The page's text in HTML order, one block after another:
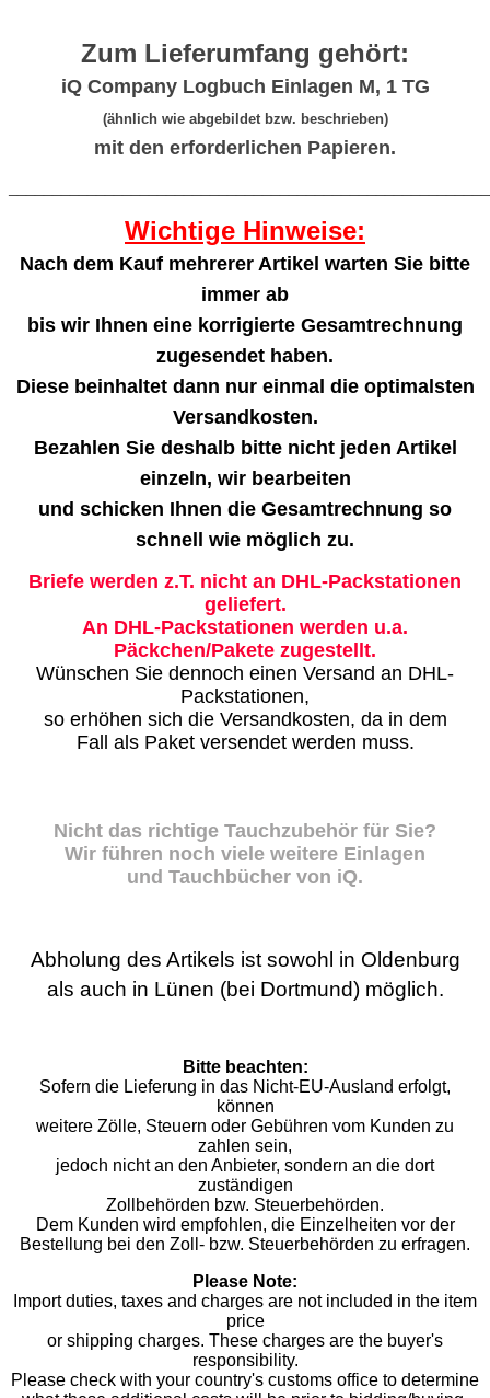
Zum Lieferumfang gehört:
iQ Company Logbuch Einlagen M, 1 TG
(ähnlich wie abgebildet bzw. beschrieben)
mit den erforderlichen Papieren.
Wichtige Hinweise:
Nach dem Kauf mehrerer Artikel warten Sie bitte
immer ab
bis wir Ihnen eine korrigierte Gesamtrechnung
zugesendet haben.
Diese beinhaltet dann nur einmal die optimalsten
Versandkosten.
Bezahlen Sie deshalb bitte nicht jeden Artikel
einzeln, wir bearbeiten
und schicken Ihnen die Gesamtrechnung so
schnell wie möglich zu.
Briefe werden z.T. nicht an DHL-Packstationen
geliefert.
An DHL-Packstationen werden u.a.
Päckchen/Pakete zugestellt.
Wünschen Sie dennoch einen Versand an DHL-
Packstationen,
so erhöhen sich die Versandkosten, da in dem
Fall als Paket versendet werden muss.
Nicht das richtige Tauchzubehör für Sie?
Wir führen noch viele weitere Einlagen
und Tauchbücher von iQ.
Abholung des Artikels ist sowohl in Oldenburg
als auch in Lünen (bei Dortmund) möglich.
Bitte beachten:
Sofern die Lieferung in das Nicht-EU-Ausland erfolgt,
können
weitere Zölle, Steuern oder Gebühren vom Kunden zu
zahlen sein,
jedoch nicht an den Anbieter, sondern an die dort
zuständigen
Zollbehörden bzw. Steuerbehörden.
Dem Kunden wird empfohlen, die Einzelheiten vor der
Bestellung bei den Zoll- bzw. Steuerbehörden zu erfragen.
Please Note:
Import duties, taxes and charges are not included in the item
price
or shipping charges. These charges are the buyer's
responsibility.
Please check with your country's customs office to determine